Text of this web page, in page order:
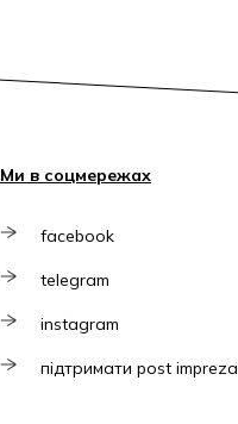
Ми в соцмережах
facebook
telegram
instagram
підтримати post impreza